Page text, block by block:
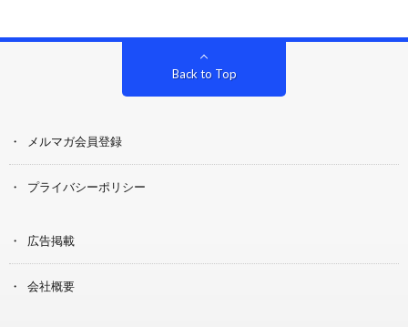
Back to Top
メルマガ会員登録
プライバシーポリシー
広告掲載
会社概要